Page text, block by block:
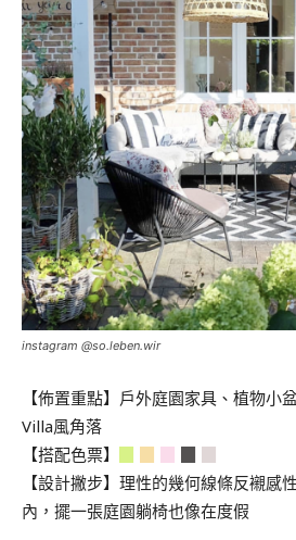
instagram @so.leben.wir
【佈置重點】戶外庭園家具、植物小
Villa風角落
【搭配色票】
【設計撇步】理性的幾何線條反襯感
內，擺一張庭園躺椅也像在度假